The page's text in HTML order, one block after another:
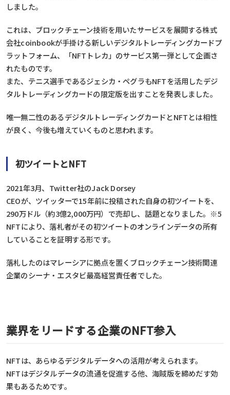
しました。
これは、ブロックチェーン技術を用いたサービスを展開する株式
会社coinbookが手掛ける新しいデジタルトレーディングカードプ
ラットフォーム、「NFTトレカ」のサービス第一弾として企画さ
れたものです。
また、テニス選手であるジェシカ・ペグラもNFTを活用したデジ
タルトレーディングカードの限定版を出すことを発表しました。
唯一無二性のあるデジタルトレーディングカードとNFTとは相性
が良く、今後も増えていくものと思われます。
初ツイートとNFT
2021年3月、Twitter社のJack Dorsey
CEOが、ツイッターで15年前に投稿された自身の初ツイートを、
290万ドル（約3億2,000万円）で売却し、話題となりました。※5
NFTにより、落札者がその初ツイートのオンラインデータの所有
していることを証明する形です。
落札したのはマレーシアに拠点を置くブロックチェーン技術関連
企業のシーナ・エスタビ最高経営責任者でした。
業界をリードする企業のNFT参入
NFTは、あらゆるデジタルデータへの活用が考えられます。
NFTはデジタルデータの流通を促進する他、海賊版を締めだす効
果もあるためです。